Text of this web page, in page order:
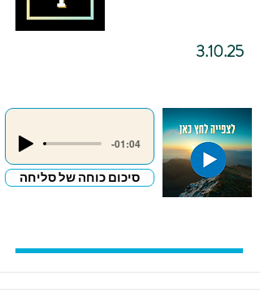
3.10.25
-01:04
סיכום כוחה של סליחה